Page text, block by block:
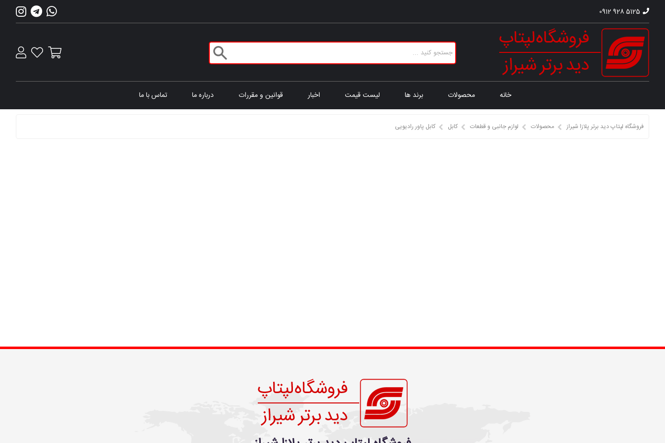
0912 928 5125
خانه محصولات برند ها لیست قیمت اخبار قوانین و مقررات درباره ما تماس با ما
فروشگاه لپتاپ دید برتر پلازا شیراز محصولات لوازم جانبی و قطعات کابل کابل پاور رادیویی